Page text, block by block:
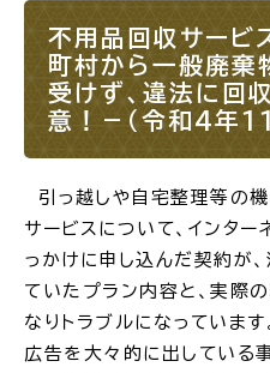
不用品回収サービ
町村から一般廃棄
受けず、違法に回
意！－（令和4年
引っ越しや自宅整理等の
サービスについて、インター
っかけに申し込んだ契約が
ていたプラン内容と、実際
なりトラブルになっています
広告を大々的に出している